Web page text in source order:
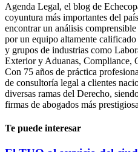
Agenda Legal, el blog de
coyuntura más importantes del
encontrar un análisis
por un equipo altamente calificado
y grupos de industrias como
Exterior y Aduanas, Compliance,
Con 75 años de práctica
de consultoría legal a clientes
diversas ramas del Derecho,
firmas de abogados más
Te puede interesar